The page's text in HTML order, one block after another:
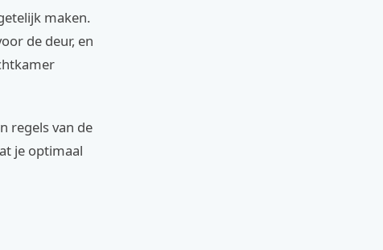
maken.
de deur, en
regels van de
je optimaal